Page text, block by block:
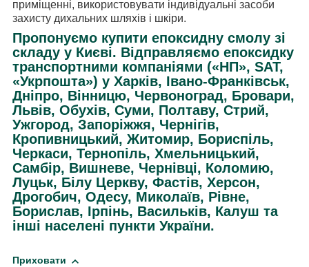
приміщенні, використовувати індивідуальні засоби
захисту дихальних шляхів і шкіри.
Пропонуємо купити епоксидну смолу зі
складу у Києві. Відправляємо епоксидку
транспортними компаніями («НП», SАТ,
«Укрпошта») у Харків, Івано-Франківськ,
Дніпро, Вінницю, Червоноград, Бровари,
Львів, Обухів, Суми, Полтаву, Стрий,
Ужгород, Запоріжжя, Чернігів,
Кропивницький, Житомир, Бориспіль,
Черкаси, Тернопіль, Хмельницький,
Самбір, Вишневе, Чернівці, Коломию,
Луцьк, Білу Церкву, Фастів, Херсон,
Дрогобич, Одесу, Миколаїв, Рівне,
Борислав, Ірпінь, Васильків, Калуш та
інші населені пункти України.
Приховати